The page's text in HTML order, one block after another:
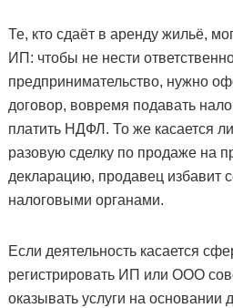
Те, кто сдаёт в аренду жильё,
ИП: чтобы не нести
предпринимательство, нужно
договор, вовремя подавать
платить НДФЛ. То же касается
разовую сделку по продаже на
декларацию, продавец избавит
налоговыми органами.
Если деятельность касается
регистрировать ИП или ООО
оказывать услуги на основании